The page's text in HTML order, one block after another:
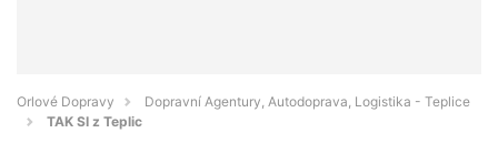
Orlové Dopravy
Dopravní Agentury, Autodoprava, Logistika - Teplice
TAK SI z Teplic